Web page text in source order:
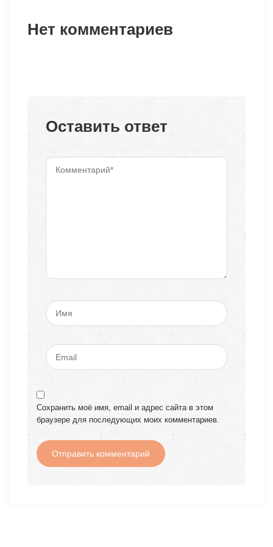
Нет комментариев
Оставить ответ
Сохранить моё имя, email и адрес сайта в этом
браузере для последующих моих комментариев.